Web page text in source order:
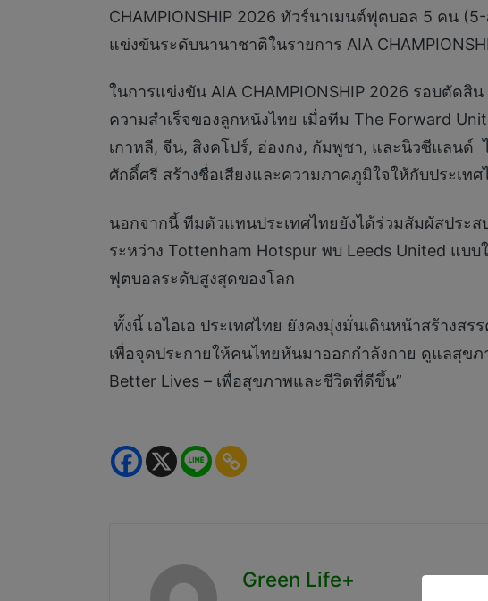
CHAMPIONSHIP 2026 ทัวร์นาเมนต์ฟุตบอล 5 คน
แข่งขันระดับนานาชาติในรายการ AIA
ในการแข่งขัน AIA CHAMPIONSHIP 2026 รอบตัด
ความสำเร็จของลูกหนังไทย เมื่อทีม The Forward
เกาหลี, จีน, สิงคโปร์, ฮ่องกง, กัมพูชา, และนิวซีแลนด์
ศักดิ์ศรี สร้างชื่อเสียงและความภาคภูมิใจให้กับประเท
นอกจากนี้ ทีมตัวแทนประเทศไทยยังได้ร่วมสัมผัสประ
ระหว่าง Tottenham Hotspur พบ Leeds United แบ
ฟุตบอลระดับสูงสุดของโลก
ทั้งนี้ เอไอเอ ประเทศไทย ยังคงมุ่งมั่นเดินหน้าสร้าง
เพื่อจุดประกายให้คนไทยหันมาออกกำลังกาย ดูแลสุ
Better Lives – เพื่อสุขภาพและชีวิตที่ดีขึ้น”
Green Life+